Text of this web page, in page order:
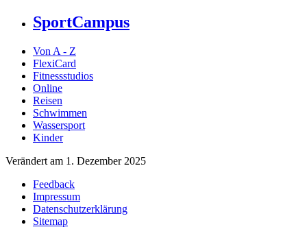
SportCampus
Von A - Z
FlexiCard
Fitnessstudios
Online
Reisen
Schwimmen
Wassersport
Kinder
Verändert am 1. Dezember 2025
Feedback
Impressum
Datenschutzerklärung
Sitemap